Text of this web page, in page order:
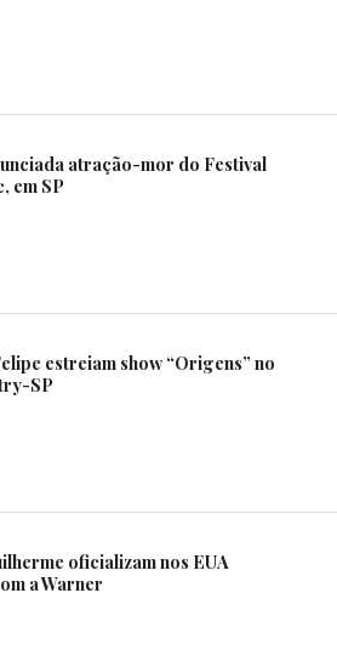
atração-mor do Festival
em SP
estreiam show “Origens” no
SP
oficializam nos EUA
a Warner